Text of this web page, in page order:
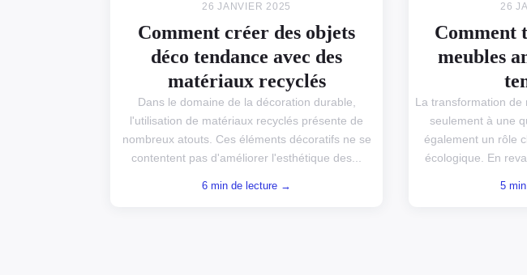
26 JANVIER 2025
Comment créer des objets
déco tendance avec des
matériaux recyclés
Dans le domaine de la décoration durable,
l'utilisation de matériaux recyclés présente de
nombreux atouts. Ces éléments décoratifs ne se
contentent pas d'améliorer l'esthétique des...
6 min de lecture →
26
Comment
meubles
La transformation de
seulement à une
également un rôle
écologique. En
5